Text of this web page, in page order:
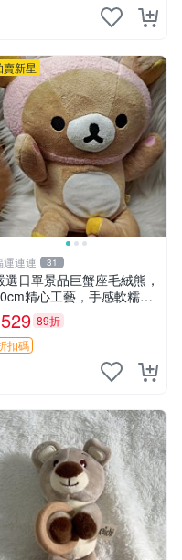
賣新星
運連連 31
選日單景品巨蟹座毛絨熊，
精心工藝，手感軟糯推
薦收藏送人 巨蟹座 毛絨玩具
緻做工
529 89折
扣碼